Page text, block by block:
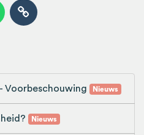
Voorbeschouwing Nieuws
Nieuws